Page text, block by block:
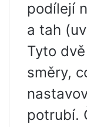
podílejí
a tah
Tyto
směry,
potrubí.